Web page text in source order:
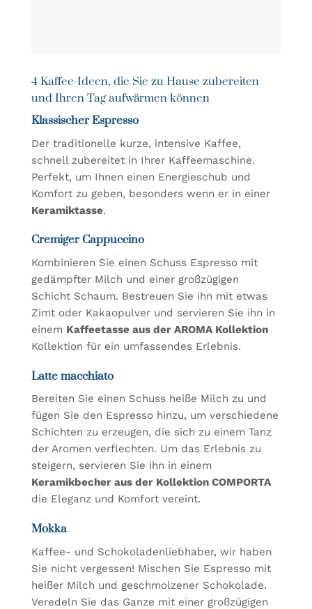
4 Kaffee-Ideen, die Sie zu Hause zubereiten
und Ihren Tag aufwärmen können
Klassischer Espresso
Der traditionelle kurze, intensive Kaffee,
schnell zubereitet in Ihrer Kaffeemaschine.
Perfekt, um Ihnen einen Energieschub und
Komfort zu geben, besonders wenn er in einer
Keramiktasse.
Cremiger Cappuccino
Kombinieren Sie einen Schuss Espresso mit
gedämpfter Milch und einer großzügigen
Schicht Schaum. Bestreuen Sie ihn mit etwas
Zimt oder Kakaopulver und servieren Sie ihn in
einem Kaffeetasse aus der AROMA Kollektion
Kollektion für ein umfassendes Erlebnis.
Latte macchiato
Bereiten Sie einen Schuss heiße Milch zu und
fügen Sie den Espresso hinzu, um verschiedene
Schichten zu erzeugen, die sich zu einem Tanz
der Aromen verflechten. Um das Erlebnis zu
steigern, servieren Sie ihn in einem
Keramikbecher aus der Kollektion COMPORTA
die Eleganz und Komfort vereint.
Mokka
Kaffee- und Schokoladenliebhaber, wir haben
Sie nicht vergessen! Mischen Sie Espresso mit
heißer Milch und geschmolzener Schokolade.
Veredeln Sie das Ganze mit einer großzügigen